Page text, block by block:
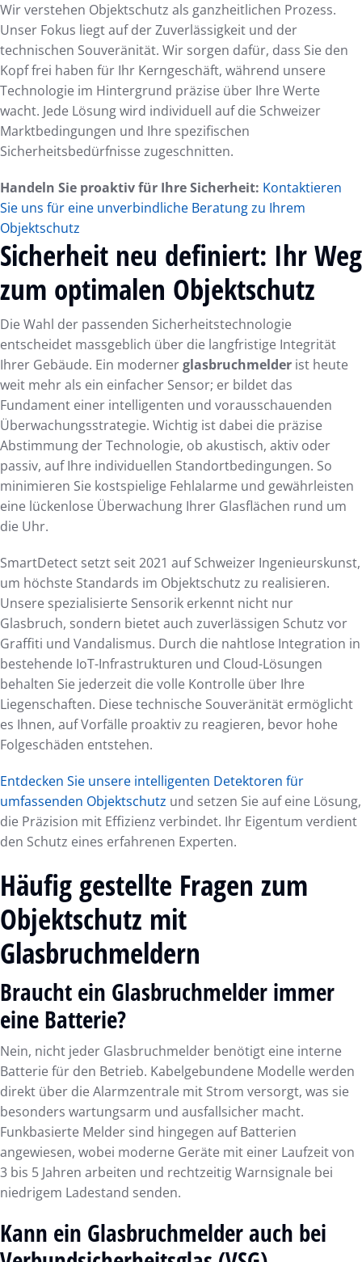
Wir verstehen Objektschutz als ganzheitlichen Prozess.
Unser Fokus liegt auf der Zuverlässigkeit und der
technischen Souveränität. Wir sorgen dafür, dass Sie den
Kopf frei haben für Ihr Kerngeschäft, während unsere
Technologie im Hintergrund präzise über Ihre Werte
wacht. Jede Lösung wird individuell auf die Schweizer
Marktbedingungen und Ihre spezifischen
Sicherheitsbedürfnisse zugeschnitten.
Handeln Sie proaktiv für Ihre Sicherheit: Kontaktieren
Sie uns für eine unverbindliche Beratung zu Ihrem
Objektschutz
Sicherheit neu definiert: Ihr Weg
zum optimalen Objektschutz
Die Wahl der passenden Sicherheitstechnologie
entscheidet massgeblich über die langfristige Integrität
Ihrer Gebäude. Ein modernerglasbruchmelder ist heute
weit mehr als ein einfacher Sensor; er bildet das
Fundament einer intelligenten und vorausschauenden
Überwachungsstrategie. Wichtig ist dabei die präzise
Abstimmung der Technologie, ob akustisch, aktiv oder
passiv, auf Ihre individuellen Standortbedingungen. So
minimieren Sie kostspielige Fehlalarme und gewährleisten
eine lückenlose Überwachung Ihrer Glasflächen rund um
die Uhr.
SmartDetect setzt seit 2021 auf Schweizer Ingenieurskunst,
um höchste Standards im Objektschutz zu realisieren.
Unsere spezialisierte Sensorik erkennt nicht nur
Glasbruch, sondern bietet auch zuverlässigen Schutz vor
Graffiti und Vandalismus. Durch die nahtlose Integration in
bestehende IoT-Infrastrukturen und Cloud-Lösungen
behalten Sie jederzeit die volle Kontrolle über Ihre
Liegenschaften. Diese technische Souveränität ermöglicht
es Ihnen, auf Vorfälle proaktiv zu reagieren, bevor hohe
Folgeschäden entstehen.
Entdecken Sie unsere intelligenten Detektoren für
umfassenden Objektschutz und setzen Sie auf eine Lösung,
die Präzision mit Effizienz verbindet. Ihr Eigentum verdient
den Schutz eines erfahrenen Experten.
Häufig gestellte Fragen zum
Objektschutz mit
Glasbruchmeldern
Braucht ein Glasbruchmelder immer
eine Batterie?
Nein, nicht jeder Glasbruchmelder benötigt eine interne
Batterie für den Betrieb. Kabelgebundene Modelle werden
direkt über die Alarmzentrale mit Strom versorgt, was sie
besonders wartungsarm und ausfallsicher macht.
Funkbasierte Melder sind hingegen auf Batterien
angewiesen, wobei moderne Geräte mit einer Laufzeit von
3 bis 5 Jahren arbeiten und rechtzeitig Warnsignale bei
niedrigem Ladestand senden.
Kann ein Glasbruchmelder auch bei